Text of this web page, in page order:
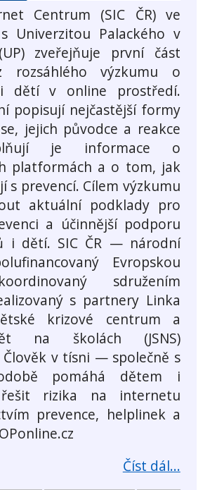
Centrum (SIC ČR) ve
Univerzitou Palackého v
zveřejňuje první část
rozsáhlého výzkumu o
dětí v online prostředí.
popisují nejčastější formy
jejich původce a reakce
je informace o
platformách a o tom, jak
s prevencí. Cílem výzkumu
aktuální podklady pro
a účinnější podporu
i dětí. SIC ČR — národní
Evropskou
sdružením
s partnery Linka
krizové centrum a
na školách (JSNS)
Člověk v tísni — společně s
pomáhá dětem i
řešit rizika na internetu
prevence, helplinek a
Číst dál...